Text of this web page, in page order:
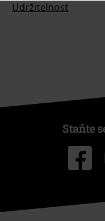
Udržitelnost
Staňte